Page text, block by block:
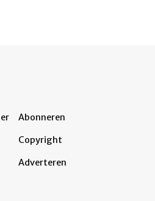
Abonneren
Copyright
Adverteren